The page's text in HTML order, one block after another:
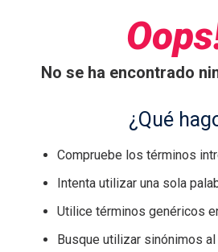
No se ha encontrado
¿Qué
Compruebe los términos
Intenta utilizar una sola
Utilice términos genéricos
Busque utilizar sinónimos
2
jordan
3.
mujer
5.
zapatillas
6.
7.
new
8.
9.